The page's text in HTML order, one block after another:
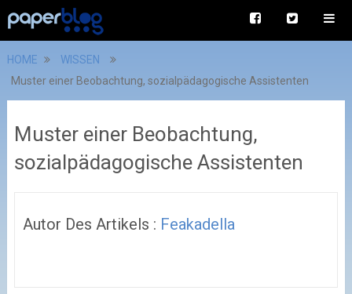
HOME
WISSEN
Muster einer Beobachtung, sozialpädagogische Assistenten
Muster einer Beobachtung,
sozialpädagogische Assistenten
Autor Des Artikels : Feakadella